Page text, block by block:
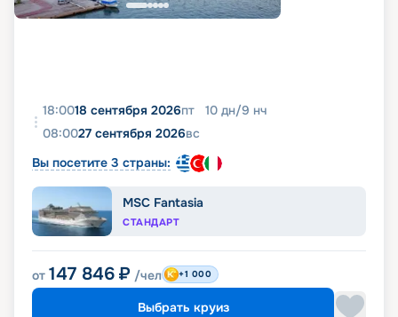
18:0018 сентября 2026пт 10 дн/9 нч
08:0027 сентября 2026вс
Вы посетите 3 страны:
MSC Fantasia
СТАНДАРТ
от 147 846 ₽ /чел +1 000
Выбрать круиз